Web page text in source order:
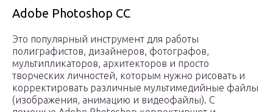
Adobe Photoshop CC
Это популярный инструмент для работы
полиграфистов, дизайнеров, фотографов,
мультипликаторов, архитекторов и просто
творческих личностей, которым нужно рисовать и
корректировать различные мультимедийные файлы
(изображения, анимацию и видеофайлы). С